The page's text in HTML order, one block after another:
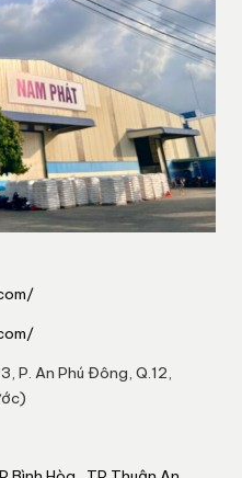
P. An Phú Đông, Q.12,